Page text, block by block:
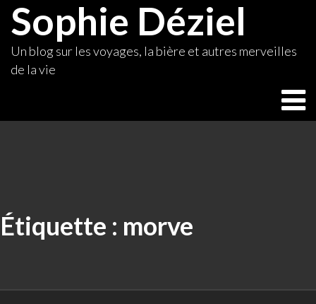
SkipSophie Déziel
Un blog sur les voyages, la bière et autres merveilles
de la vie
Étiquette : morve